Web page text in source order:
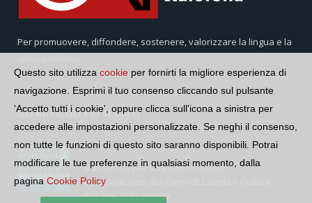
Per promuovere, diffondere, sostenere, valorizzare la lingua e la
GLI ARTICOLI PIÙ SEGUITI
Università per Stranieri di Siena –
Inaugurazione dei Corsi di Lingua e Cultura
Italiana, 109a annata
Questo sito utilizza cookie per fornirti la migliore esperienza di
navigazione. Esprimi il tuo consenso cliccando sul pulsante
'Accetto tutti i cookie', oppure clicca sull'icona a sinistra per
accedere alle impostazioni personalizzate. Se neghi il consenso,
non tutte le funzioni di questo sito saranno disponibili. Potrai
modificare le tue preferenze in qualsiasi momento, dalla
pagina Cookie Policy